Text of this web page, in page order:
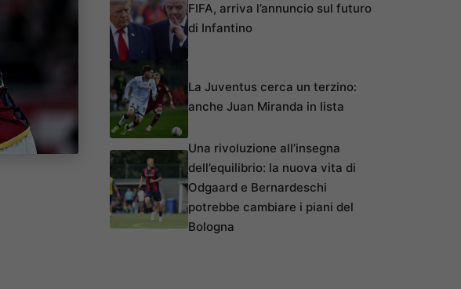
FIFA, arriva l’annuncio sul futuro
di Infantino
La Juventus cerca un terzino:
anche Juan Miranda in lista
Una rivoluzione all’insegna
dell’equilibrio: la nuova vita di
Odgaard e Bernardeschi
potrebbe cambiare i piani del
Bologna